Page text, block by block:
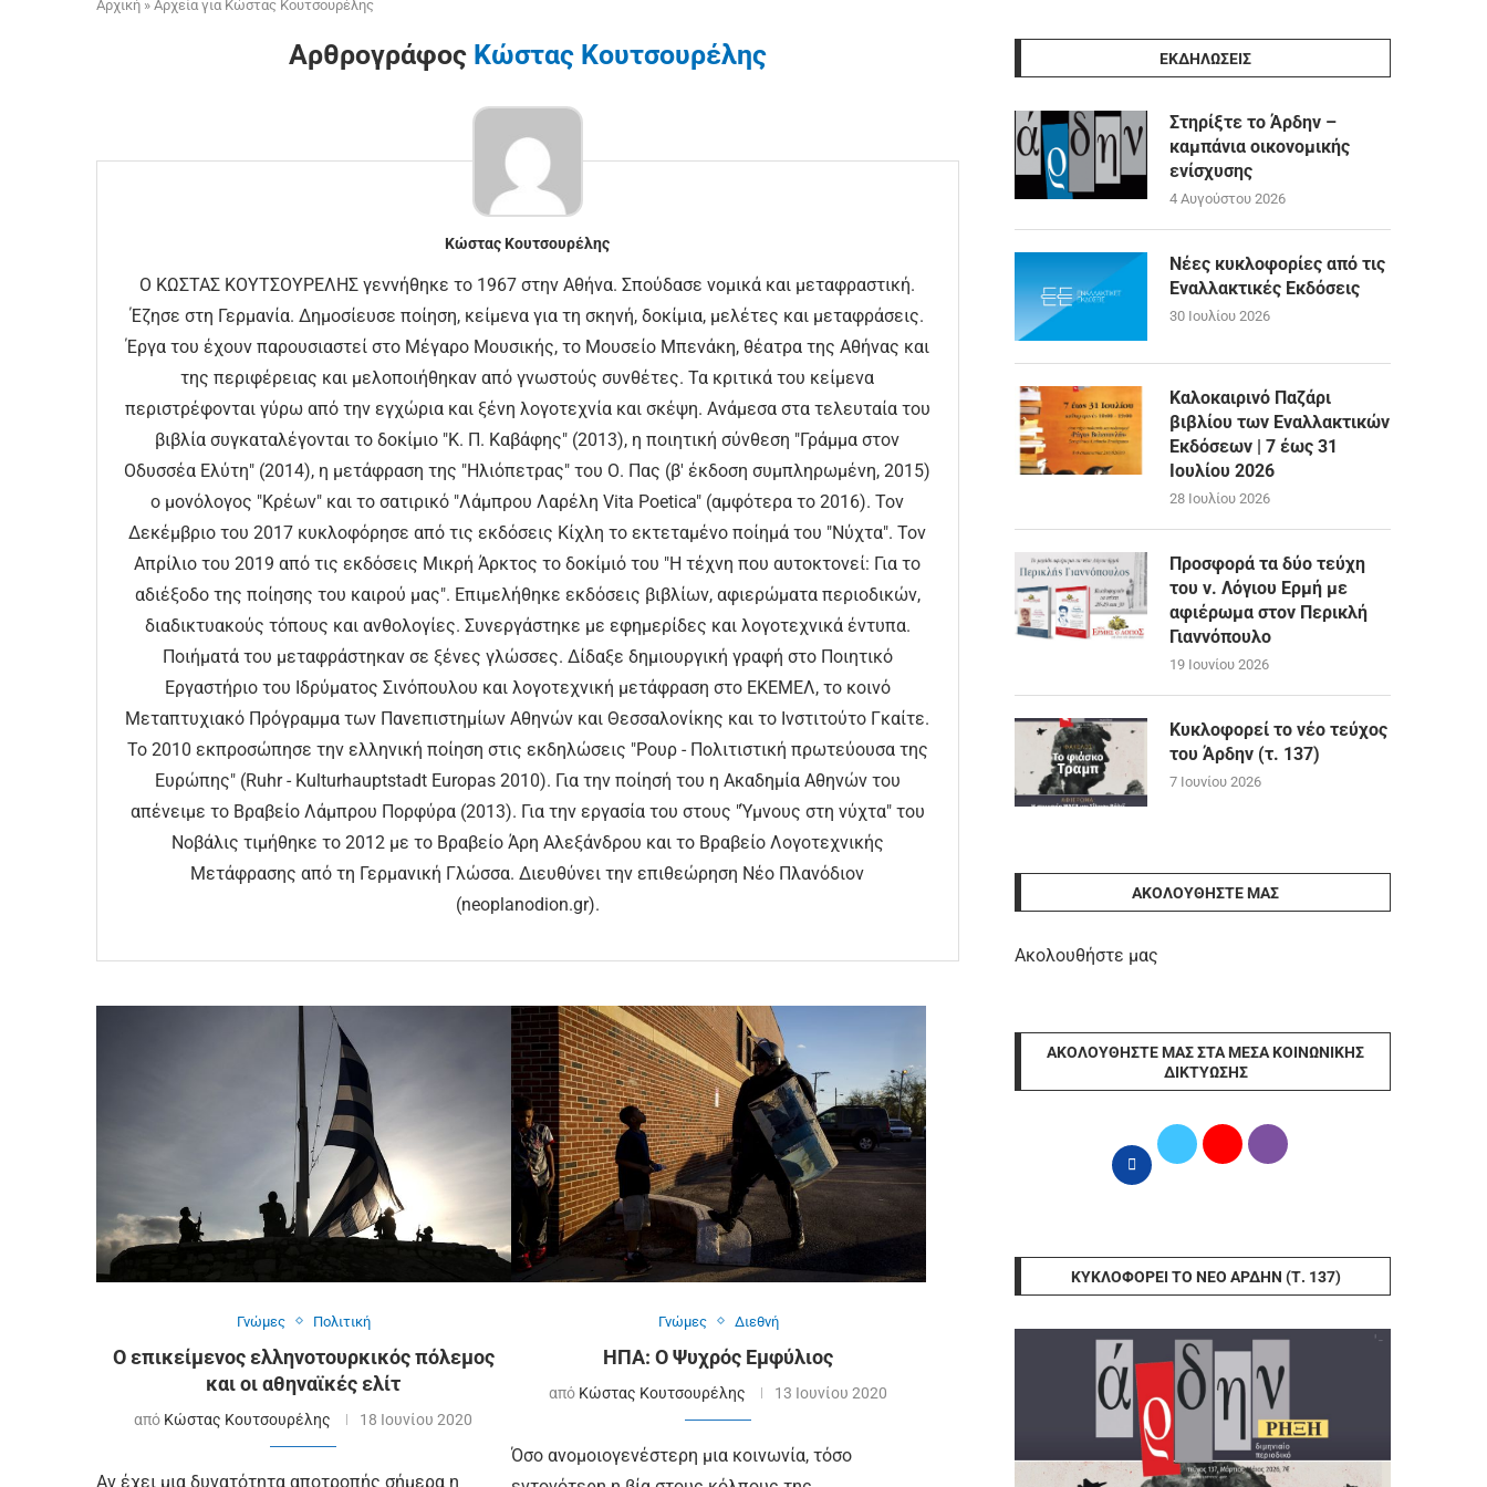
Αρχική » Αρχεία για Κώστας Κουτσουρέλης
Αρθρογράφος Κώστας Κουτσουρέλης
Κώστας Κουτσουρέλης
Ο ΚΩΣΤΑΣ ΚΟΥΤΣΟΥΡΕΛΗΣ γεννήθηκε το 1967 στην Αθήνα. Σπούδασε νομικά και μεταφραστική.
Έζησε στη Γερμανία. Δημοσίευσε ποίηση, κείμενα για τη σκηνή, δοκίμια, μελέτες και μεταφράσεις.
Έργα του έχουν παρουσιαστεί στο Μέγαρο Μουσικής, το Μουσείο Μπενάκη, θέατρα της Αθήνας και
της περιφέρειας και μελοποιήθηκαν από γνωστούς συνθέτες. Τα κριτικά του κείμενα
περιστρέφονται γύρω από την εγχώρια και ξένη λογοτεχνία και σκέψη. Ανάμεσα στα τελευταία του
βιβλία συγκαταλέγονται το δοκίμιο "Κ. Π. Καβάφης" (2013), η ποιητική σύνθεση "Γράμμα στον
Οδυσσέα Ελύτη" (2014), η μετάφραση της "Ηλιόπετρας" του Ο. Πας (β' έκδοση συμπληρωμένη, 2015)
ο μονόλογος "Κρέων" και το σατιρικό "Λάμπρου Λαρέλη Vita Poetica" (αμφότερα το 2016). Τον
Δεκέμβριο του 2017 κυκλοφόρησε από τις εκδόσεις Κίχλη το εκτεταμένο ποίημά του "Νύχτα". Τον
Απρίλιο του 2019 από τις εκδόσεις Μικρή Άρκτος το δοκίμιό του "Η τέχνη που αυτοκτονεί: Για το
αδιέξοδο της ποίησης του καιρού μας". Επιμελήθηκε εκδόσεις βιβλίων, αφιερώματα περιοδικών,
διαδικτυακούς τόπους και ανθολογίες. Συνεργάστηκε με εφημερίδες και λογοτεχνικά έντυπα.
Ποιήματά του μεταφράστηκαν σε ξένες γλώσσες. Δίδαξε δημιουργική γραφή στο Ποιητικό
Εργαστήριο του Ιδρύματος Σινόπουλου και λογοτεχνική μετάφραση στο ΕΚΕΜΕΛ, το κοινό
Μεταπτυχιακό Πρόγραµµα των Πανεπιστημίων Αθηνών και Θεσσαλονίκης και το Ινστιτούτο Γκαίτε.
To 2010 εκπροσώπησε την ελληνική ποίηση στις εκδηλώσεις "Ρουρ - Πολιτιστική πρωτεύουσα της
Ευρώπης" (Ruhr - Kulturhauptstadt Europas 2010). Για την ποίησή του η Ακαδημία Αθηνών του
απένειμε το Βραβείο Λάμπρου Πορφύρα (2013). Για την εργασία του στους "Ύμνους στη νύχτα" του
Νοβάλις τιμήθηκε το 2012 με το Βραβείο Άρη Αλεξάνδρου και το Βραβείο Λογοτεχνικής
Μετάφρασης από τη Γερμανική Γλώσσα. Διευθύνει την επιθεώρηση Νέο Πλανόδιον
(neoplanodion.gr).
Γνώμες Πολιτική
Ο επικείμενος ελληνοτουρκικός πόλεμος
και οι αθηναϊκές ελίτ
από Κώστας Κουτσουρέλης 18 Ιουνίου 2020
Αν έχει μια δυνατότητα αποτροπής σήμερα η
Γνώμες Διεθνή
ΗΠΑ: Ο Ψυχρός Εμφύλιος
από Κώστας Κουτσουρέλης 13 Ιουνίου 2020
Όσο ανομοιογενέστερη μια κοινωνία, τόσο
ΕΚΔΗΛΩΣΕΙΣ
Στηρίξτε το Άρδην –
καμπάνια οικονομικής
ενίσχυσης
4 Αυγούστου 2026
Νέες κυκλοφορίες από τις
Εναλλακτικές Εκδόσεις
30 Ιουλίου 2026
Καλοκαιρινό Παζάρι
βιβλίου των Εναλλακτικών
Εκδόσεων | 7 έως 31
Ιουλίου 2026
28 Ιουλίου 2026
Προσφορά τα δύο τεύχη
του ν. Λόγιου Ερμή με
αφιέρωμα στον Περικλή
Γιαννόπουλο
19 Ιουνίου 2026
Κυκλοφορεί το νέο τεύχος
του Άρδην (τ. 137)
7 Ιουνίου 2026
ΑΚΟΛΟΥΘΉΣΤΕ ΜΑΣ
Ακολουθήστε μας
ΑΚΟΛΟΥΘΉΣΤΕ ΜΑΣ ΣΤΑ ΜΈΣΑ ΚΟΙΝΩΝΙΚΉΣ
ΔΙΚΤΎΩΣΗΣ
ΚΥΚΛΟΦΟΡΕΊ ΤΟ ΝΈΟ ΆΡΔΗΝ (Τ. 137)